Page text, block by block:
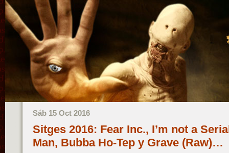
Sáb 15 Oct 2016
Sitges 2016: Fear Inc., I’m not a
Man, Bubba Ho-Tep y Grave (Raw)…